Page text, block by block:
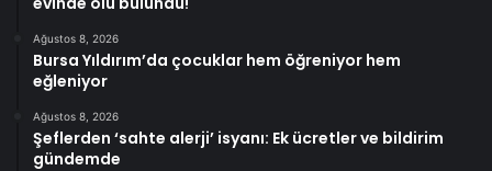
Ağustos 8, 2026
Bursa Yıldırım’da çocuklar hem öğreniyor hem
eğleniyor
Ağustos 8, 2026
Şeflerden ‘sahte alerji’ isyanı: Ek ücretler ve bildirim
gündemde